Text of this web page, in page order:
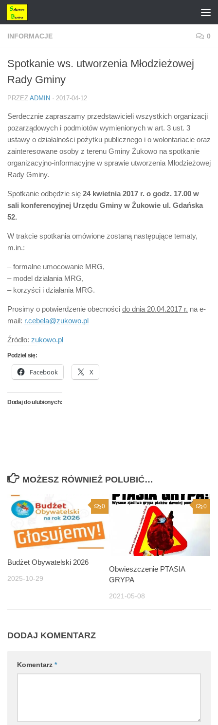
Przejdź do treści
INFORMACJE 0
Spotkanie ws. utworzenia Młodzieżowej
Rady Gminy
PRZEZ ADMIN · 2017-04-12
Serdecznie zapraszamy przedstawicieli wszystkich organizacji
pozarządowych i podmiotów wymienionych w art. 3 ust. 3
ustawy o działalności pożytku publicznego i o wolontariacie oraz
zainteresowane osoby z terenu Gminy Żukowo na spotkanie
organizacyjno-informacyjne w sprawie utworzenia Młodzieżowej
Rady Gminy.
Spotkanie odbędzie się 24 kwietnia 2017 r. o godz. 17.00 w
sali konferencyjnej Urzędu Gminy w Żukowie ul. Gdańska
52.
W trakcie spotkania omówione zostaną następujące tematy,
m.in.:
– formalne umocowanie MRG,
– model działania MRG,
– korzyści i działania MRG.
Prosimy o potwierdzenie obecności do dnia 20.04.2017 r. na e-
mail: r.cebela@zukowo.pl
Źródło: zukowo.pl
Podziel się:
Facebook X
Dodaj do ulubionych:
MOŻESZ RÓWNIEŻ POLUBIĆ…
0
Budżet Obywatelski 2026
2025-10-29
0
Obwieszczenie PTASIA
GRYPA
2021-05-08
DODAJ KOMENTARZ
Komentarz *